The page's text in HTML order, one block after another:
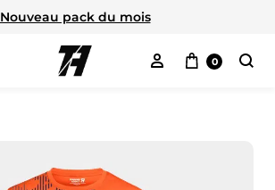
Nouveau pack du mois
Mon compte
Panier
0